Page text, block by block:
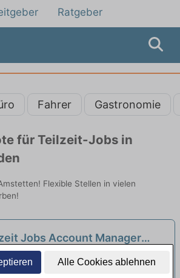
Alle Cookies ablehnen
Ratgeber
Fahrer Gastronomie
für Teilzeit-Jobs in
Flexible Stellen in vielen
Jobs Account Manager
- Teilzeitangebote
neu
Ulm Rektoramt SR-1 | Ulm